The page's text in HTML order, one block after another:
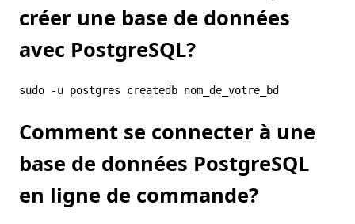
créer une base de données
avec PostgreSQL?
Comment se connecter à une
base de données PostgreSQL
en ligne de commande?